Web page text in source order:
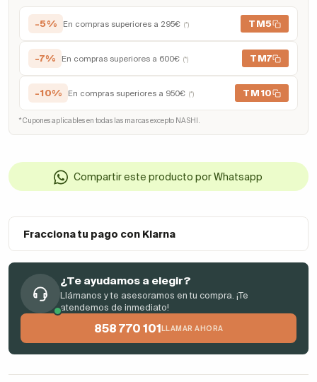
-5% En compras superiores a 295€ (*) TM5
-7% En compras superiores a 600€ (*) TM7
-10% En compras superiores a 950€ (*) TM10
* Cupones aplicables en todas las marcas excepto NASHI.
Compartir este producto por Whatsapp
Fracciona tu pago con Klarna
¿Te ayudamos a elegir?
Llámanos y te asesoramos en tu compra. ¡Te
atendemos de inmediato!
858 770 101 LLAMAR AHORA